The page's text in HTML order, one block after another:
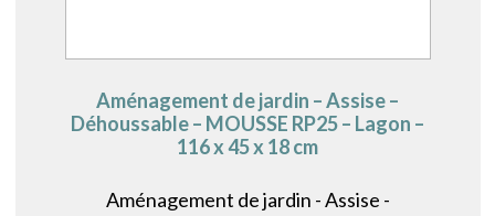
Aménagement de jardin – Assise –
Déhoussable – MOUSSE RP25 – Lagon –
116 x 45 x 18 cm
Aménagement de jardin - Assise -